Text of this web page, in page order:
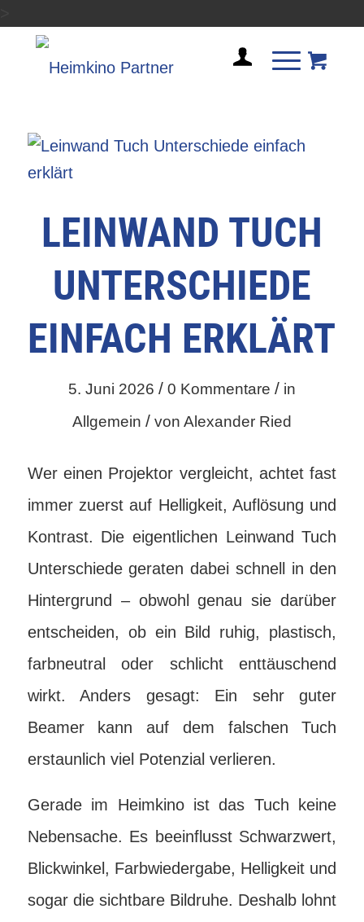
LEINWAND TUCH
UNTERSCHIEDE
EINFACH ERKLÄRT
5. Juni 2026 / 0 Kommentare / in
Allgemein / von Alexander Ried
Wer einen Projektor vergleicht, achtet fast
immer zuerst auf Helligkeit, Auflösung und
Kontrast. Die eigentlichen Leinwand Tuch
Unterschiede geraten dabei schnell in den
Hintergrund – obwohl genau sie darüber
entscheiden, ob ein Bild ruhig, plastisch,
farbneutral oder schlicht enttäuschend
wirkt. Anders gesagt: Ein sehr guter
Beamer kann auf dem falschen Tuch
erstaunlich viel Potenzial verlieren.
Gerade im Heimkino ist das Tuch keine
Nebensache. Es beeinflusst Schwarzwert,
Blickwinkel, Farbwiedergabe, Helligkeit und
sogar die sichtbare Bildruhe. Deshalb lohnt